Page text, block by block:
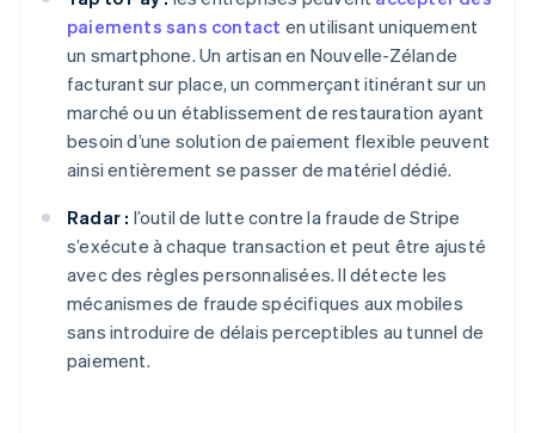
paiements sans contact en utilisant uniquement
un smartphone. Un artisan en Nouvelle-Zélande
facturant sur place, un commerçant itinérant sur un
marché ou un établissement de restauration ayant
besoin d’une solution de paiement flexible peuvent
ainsi entièrement se passer de matériel dédié.
Radar : l’outil de lutte contre la fraude de Stripe
s’exécute à chaque transaction et peut être ajusté
avec des règles personnalisées. Il détecte les
mécanismes de fraude spécifiques aux mobiles
sans introduire de délais perceptibles au tunnel de
paiement.